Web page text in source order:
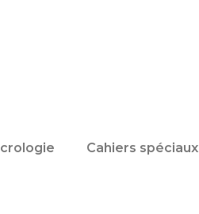
Cahiers spéciaux